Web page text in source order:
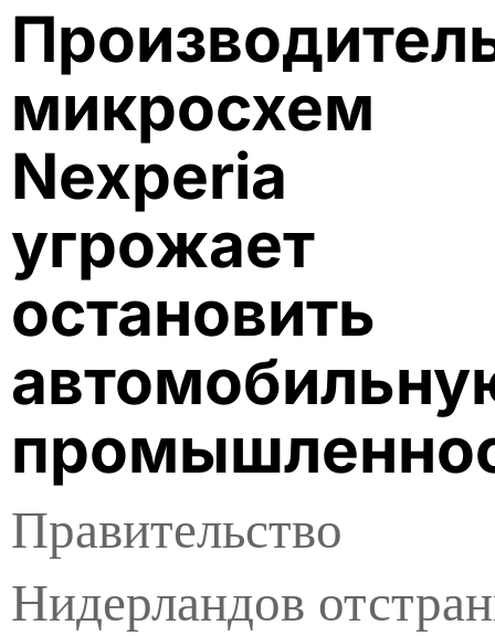
микросхем
Nexperia
угрожает
остановить
Правительство
Нидерландов